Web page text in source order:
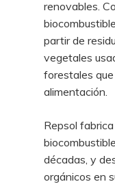
renovables.
partir de
vegetales
forestales
alimentación.
Repsol
décadas, y
orgánicos en